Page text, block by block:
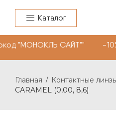
Каталог
САЙТ"" -
Главная / Контактные
CARAMEL (0,00, 8,6)